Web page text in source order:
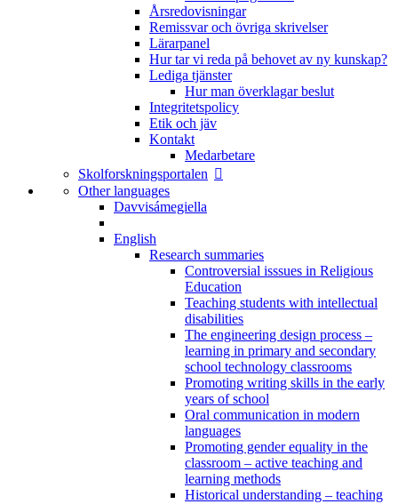
Årsredovisningar
Remissvar och övriga skrivelser
Lärarpanel
Hur tar vi reda på behovet av ny kunskap?
Lediga tjänster
Hur man överklagar beslut
Integritetspolicy
Etik och jäv
Kontakt
Medarbetare
Skolforskningsportalen
Other languages
Davvisámegiella
English
Research summaries
Controversial isssues in Religious
Education
Teaching students with intellectual
disabilities
The engineering design process –
learning in primary and secondary
school technology classrooms
Promoting writing skills in the early
years of school
Oral communication in modern
languages
Promoting gender equality in the
classroom – active teaching and
learning methods
Historical understanding – teaching